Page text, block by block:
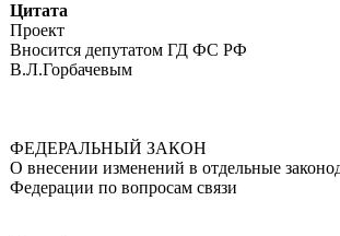
Цитата
Проект
Вносится депутатом ГД ФС РФ
В.Л.Горбачевым
ФЕДЕРАЛЬНЫЙ ЗАКОН
О внесении изменений в отдельные
Федерации по вопросам связи